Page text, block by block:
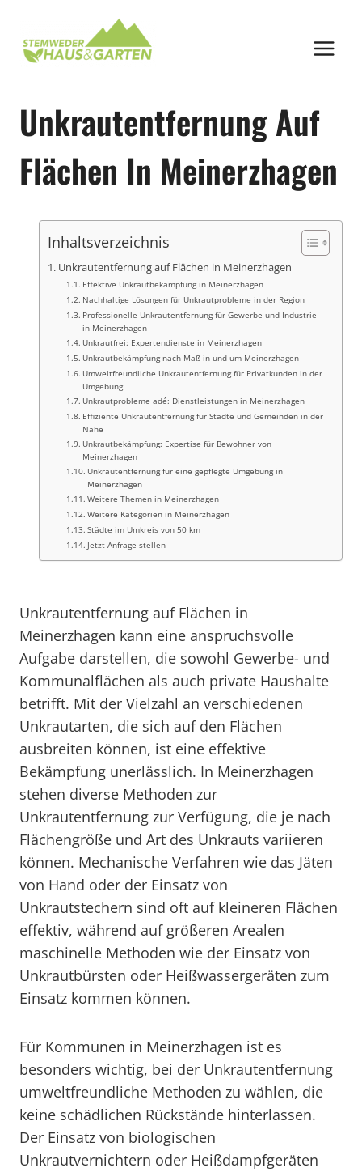
springen
Unkrautentfernung Auf
Flächen In Meinerzhagen
Inhaltsverzeichnis
Unkrautentfernung auf Flächen in Meinerzhagen
Effektive Unkrautbekämpfung in Meinerzhagen
Nachhaltige Lösungen für Unkrautprobleme in der Region
Professionelle Unkrautentfernung für Gewerbe und Industrie
in Meinerzhagen
Unkrautfrei: Expertendienste in Meinerzhagen
Unkrautbekämpfung nach Maß in und um Meinerzhagen
Umweltfreundliche Unkrautentfernung für Privatkunden in der
Umgebung
Unkrautprobleme adé: Dienstleistungen in Meinerzhagen
Effiziente Unkrautentfernung für Städte und Gemeinden in der
Nähe
Unkrautbekämpfung: Expertise für Bewohner von
Meinerzhagen
Unkrautentfernung für eine gepflegte Umgebung in
Meinerzhagen
Weitere Themen in Meinerzhagen
Weitere Kategorien in Meinerzhagen
Städte im Umkreis von 50 km
Jetzt Anfrage stellen
Unkrautentfernung auf Flächen in
Meinerzhagen kann eine anspruchsvolle
Aufgabe darstellen, die sowohl Gewerbe- und
Kommunalflächen als auch private Haushalte
betrifft. Mit der Vielzahl an verschiedenen
Unkrautarten, die sich auf den Flächen
ausbreiten können, ist eine effektive
Bekämpfung unerlässlich. In Meinerzhagen
stehen diverse Methoden zur
Unkrautentfernung zur Verfügung, die je nach
Flächengröße und Art des Unkrauts variieren
können. Mechanische Verfahren wie das Jäten
von Hand oder der Einsatz von
Unkrautstechern sind oft auf kleineren Flächen
effektiv, während auf größeren Arealen
maschinelle Methoden wie der Einsatz von
Unkrautbürsten oder Heißwassergeräten zum
Einsatz kommen können.
Für Kommunen in Meinerzhagen ist es
besonders wichtig, bei der Unkrautentfernung
umweltfreundliche Methoden zu wählen, die
keine schädlichen Rückstände hinterlassen.
Der Einsatz von biologischen
Unkrautvernichtern oder Heißdampfgeräten